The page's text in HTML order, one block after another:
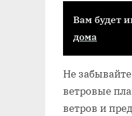
Вам будет
дома
Не
ветровые
ветров и